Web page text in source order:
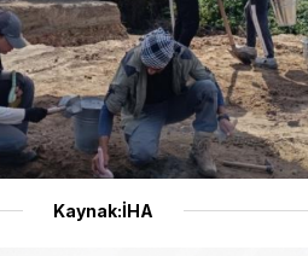
Kaynak:İHA